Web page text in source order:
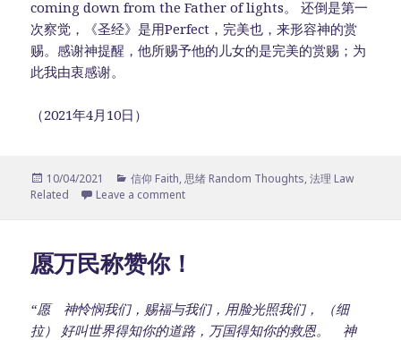
coming down from the Father of lights。 还倒是第一
次察觉，《圣经》是用Perfect，完美也，来形容神的赏
赐。感谢神提醒，他所赐予他的儿女的是完美的赏赐；为
此我由衷感谢。
（2021年4月10日）
Posted
on
10/04/2021 Categories
信仰 Faith,思绪 Random Thoughts,法理 Law
Related
Leave a comment
愿万民称赞你！
“愿 神怜悯我们，赐福与我们，用脸光照我们， （细
拉） 好叫世界得知你的道路，万国得知你的救恩。 神